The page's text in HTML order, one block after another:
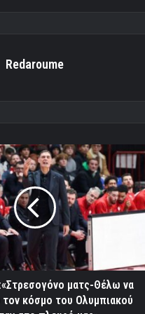
Redaroume
ματς-Θέλω να
κόσμο του Ολυμπιακού